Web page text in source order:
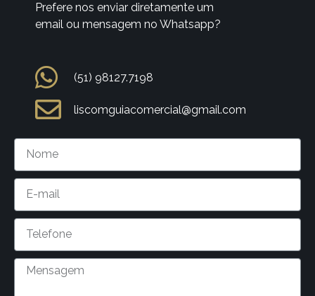
Prefere nos enviar diretamente um
email ou mensagem no Whatsapp?
(51) 98127.7198
liscomguiacomercial@gmail.com